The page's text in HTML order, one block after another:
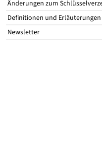
Änderungen zum
Definitionen und Erläuterungen
Newsletter